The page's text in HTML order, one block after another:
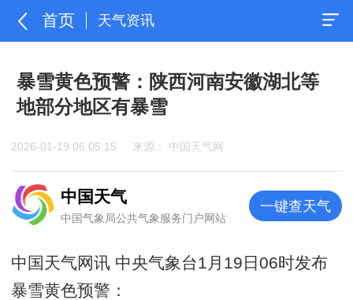
首页 天气资讯
暴雪黄色预警：陕西河南安徽湖北等
地部分地区有暴雪
2026-01-19 06:05:15 来源： 中国天气网
中国天气
中国气象局公共气象服务门户网站
一键查天气
中国天气网讯 中央气象台1月19日06时发布
暴雪黄色预警：